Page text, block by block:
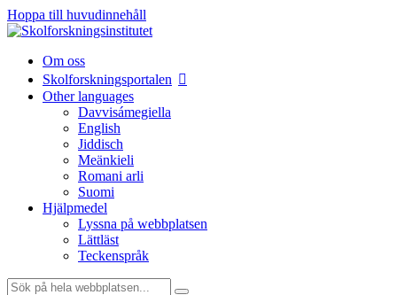
Hoppa till huvudinnehåll
Om oss
Skolforskningsportalen
Other languages
Davvisámegiella
English
Jiddisch
Meänkieli
Romani arli
Suomi
Hjälpmedel
Lyssna på webbplatsen
Lättläst
Teckenspråk
Sök: